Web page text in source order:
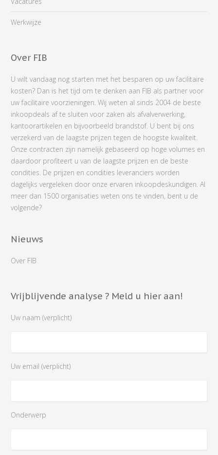
Werkwijze
Over FIB
U wilt vandaag nog starten met het besparen op uw facilitaire
kosten? Dan is het tijd om te denken aan FIB als partner voor
uw facilitaire voorzieningen. Wij weten al sinds 2004 de beste
inkoopdeals af te sluiten voor zaken als afvalverwerking,
kantoorartikelen en bijvoorbeeld brandstof. U bent bij ons
verzekerd van de laagste prijzen tegen de hoogste kwaliteit.
Onze contracten zijn namelijk gebaseerd op hoge volumes en
daardoor profiteert u van de laagste prijzen en de beste
condities. De prijzen en condities leveranciers worden
dagelijks vergeleken door onze ervaren inkoopdeskundigen. Al
meer dan 1500 organisaties weten ons te vinden, bent u de
volgende?
Nieuws
Over FIB
Vrijblijvende analyse ? Meld u hier aan!
Uw naam (verplicht)
Uw email (verplicht)
Onderwerp